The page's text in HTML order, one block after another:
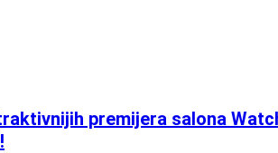
premijera salona